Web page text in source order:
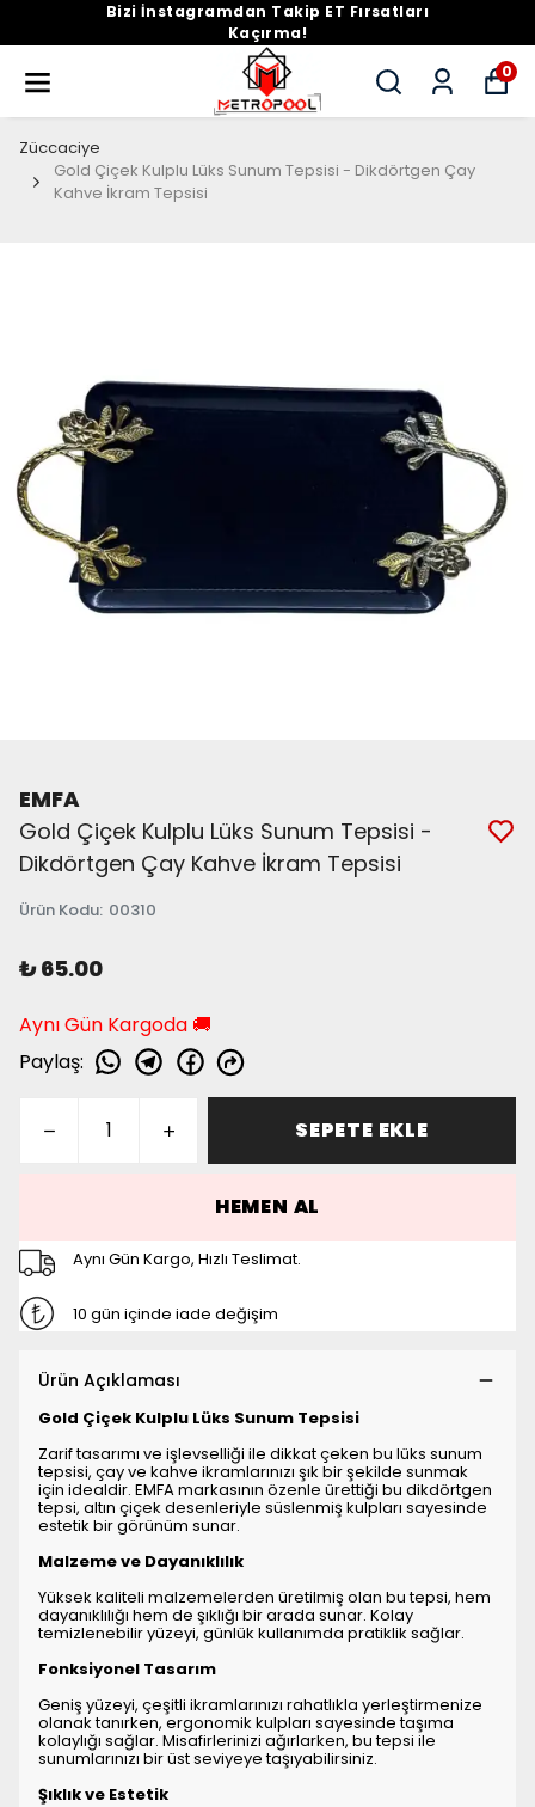
Bizi İnstagramdan Takip ET Fırsatları
Kaçırma!
0
Züccaciye
Gold Çiçek Kulplu Lüks Sunum Tepsisi - Dikdörtgen Çay
Kahve İkram Tepsisi
EMFA
Gold Çiçek Kulplu Lüks Sunum Tepsisi -
Dikdörtgen Çay Kahve İkram Tepsisi
Ürün Kodu: 00310
₺ 65.00
Aynı Gün Kargoda 🚚
Paylaş:
SEPETE EKLE
HEMEN AL
Aynı Gün Kargo, Hızlı Teslimat.
10 gün içinde iade değişim
Ürün Açıklaması
Gold Çiçek Kulplu Lüks Sunum Tepsisi
Zarif tasarımı ve işlevselliği ile dikkat çeken bu lüks sunum
tepsisi, çay ve kahve ikramlarınızı şık bir şekilde sunmak
için idealdir. EMFA markasının özenle ürettiği bu dikdörtgen
tepsi, altın çiçek desenleriyle süslenmiş kulpları sayesinde
estetik bir görünüm sunar.
Malzeme ve Dayanıklılık
Yüksek kaliteli malzemelerden üretilmiş olan bu tepsi, hem
dayanıklılığı hem de şıklığı bir arada sunar. Kolay
temizlenebilir yüzeyi, günlük kullanımda pratiklik sağlar.
Fonksiyonel Tasarım
Geniş yüzeyi, çeşitli ikramlarınızı rahatlıkla yerleştirmenize
olanak tanırken, ergonomik kulpları sayesinde taşıma
kolaylığı sağlar. Misafirlerinizi ağırlarken, bu tepsi ile
sunumlarınızı bir üst seviyeye taşıyabilirsiniz.
Şıklık ve Estetik